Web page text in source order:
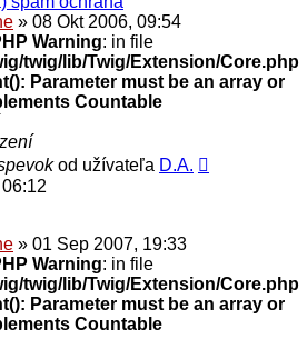
» 08 Okt 2006, 09:54
Warning: in file
twig/lib/Twig/Extension/Core.php
Parameter must be an array or
Countable
od užívateľa D.A.
» 01 Sep 2007, 19:33
Warning: in file
twig/lib/Twig/Extension/Core.php
Parameter must be an array or
Countable